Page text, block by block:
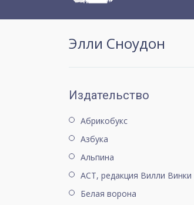
Элли Сноудон
Издательство
Абрикобукс
Азбука
Альпина
АСТ, редакция Вилли Винки
Белая ворона